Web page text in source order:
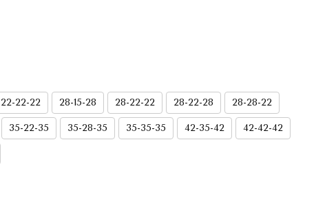
22-22-22 28-15-28 28-22-22 28-22-28 28-28-22
35-22-35 35-28-35 35-35-35 42-35-42 42-42-42